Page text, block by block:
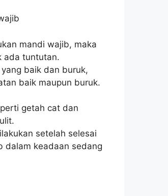
mandi wajib, maka
ada tuntutan.
baik dan buruk,
baik maupun buruk.
getah cat dan
setelah selesai
dalam keadaan sedang